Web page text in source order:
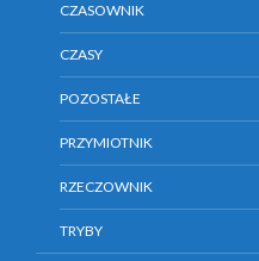
CZASOWNIK
CZASY
POZOSTAŁE
PRZYMIOTNIK
RZECZOWNIK
TRYBY